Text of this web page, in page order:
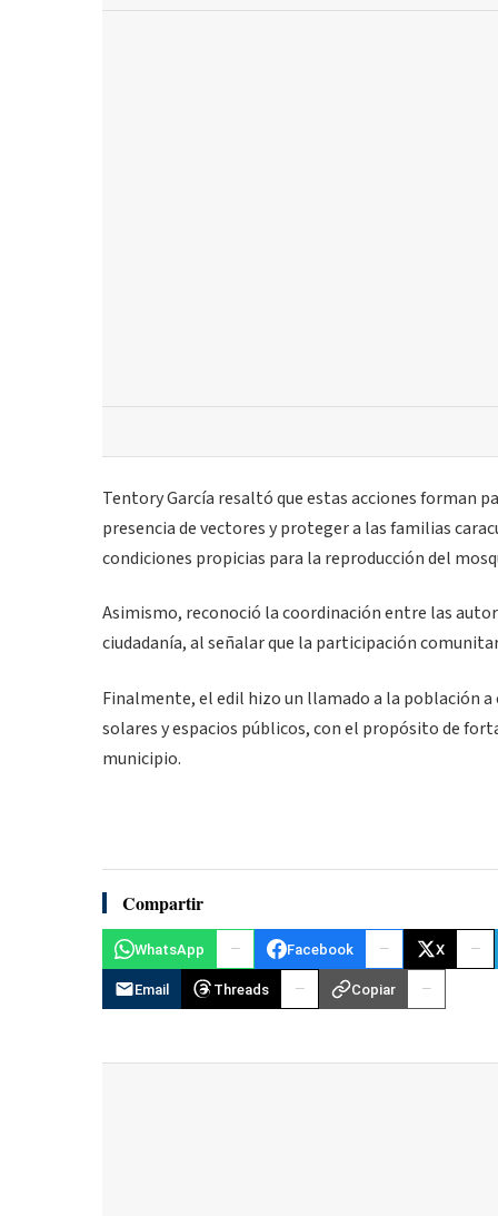
Tentory García resaltó que estas acciones forman
presencia de vectores y proteger a las familias
condiciones propicias para la reproducción del
Asimismo, reconoció la coordinación entre las
ciudadanía, al señalar que la participación
Finalmente, el edil hizo un llamado a la población
solares y espacios públicos, con el propósito de
municipio.
Compartir
WhatsApp Facebook X
Email Threads Copiar